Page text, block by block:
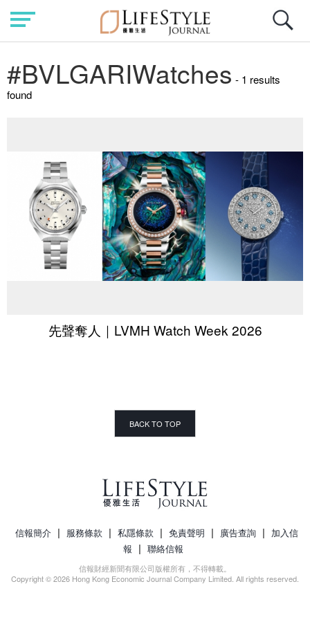
#BVLGARIWatches - 1 results
found
先聲奪人｜LVMH Watch Week 2026
BACK TO TOP
信報簡介 | 服務條款 | 私隱條款 | 免責聲明 | 廣告查詢 | 加入信
報 | 聯絡信報
信報財經新聞有限公司版權所有，不得轉載。
Copyright © 2026 Hong Kong Economic Journal Company Limited. All rights reserved.